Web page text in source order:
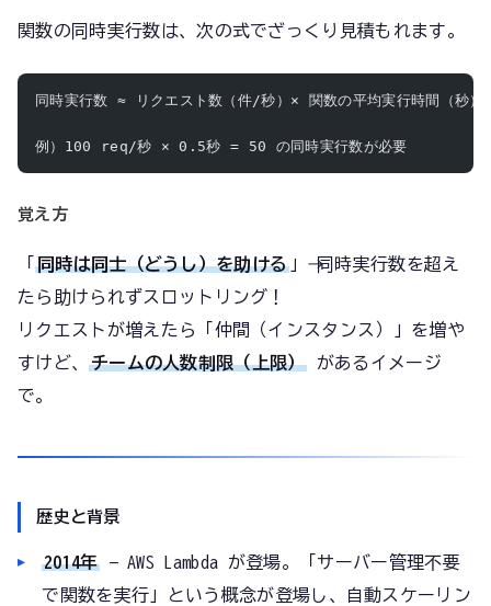
関数の同時実行数は、次の式でざっくり見積もれます。
同時実行数 ≈ リクエスト数（件/秒）× 関数の平均実行時間（秒）
例）100 req/秒 × 0.5秒 = 50 の同時実行数が必要
覚え方
「同時は同士（どうし）を助ける 」→ 同時実行数を超え
たら助けられずスロットリング！
リクエストが増えたら「仲間（インスタンス）」を増や
すけど、チームの人数制限（上限） があるイメージ
で。
歴史と背景
2014年 — AWS Lambda が登場。「サーバー管理不要
で関数を実行」という概念が登場し、自動スケーリン